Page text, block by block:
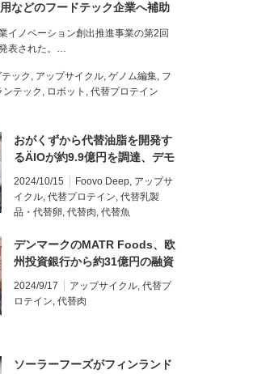
などのフードテック企業へ補助
イノベーション創出推進事業の第2回
表された。…
ック , アップサイクル, ゲノム編集, フ
ンテック , ロボット , 代替プロテイン
おがくずから代替油脂を開発す
るÄIOが約9.9億円を調達、デモ
プラントの建設へ
2024/10/15 Foovo Deep, アップサ
イクル, 代替プロテイン, 代替乳製
品・代替卵, 代替肉, 代替魚
デンマークのMATR Foods、欧
州投資銀行から約31億円の融資
で菌類由来代替肉の工場建設へ
2024/9/17 アップサイクル, 代替プ
ロテイン, 代替肉
ソーラーフーズがフィンランド